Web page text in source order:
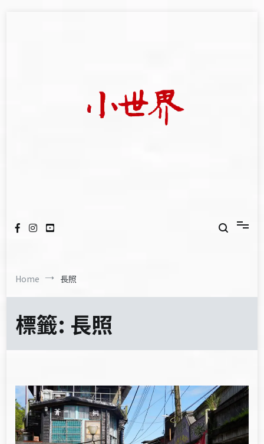
Home 長照
標籤: 長照